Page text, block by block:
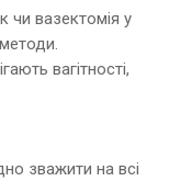
чи вазектомія у
методи.
вагітності,
зважити на всі